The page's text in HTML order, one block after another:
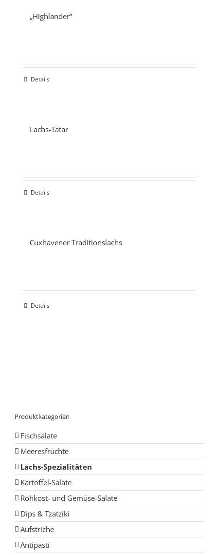
„Highlander“
Details
Lachs-Tatar
Details
Cuxhavener Traditionslachs
Details
Produktkategorien
Fischsalate
Meeresfrüchte
Lachs-Spezialitäten
Kartoffel-Salate
Rohkost- und Gemüse-Salate
Dips & Tzatziki
Aufstriche
Antipasti